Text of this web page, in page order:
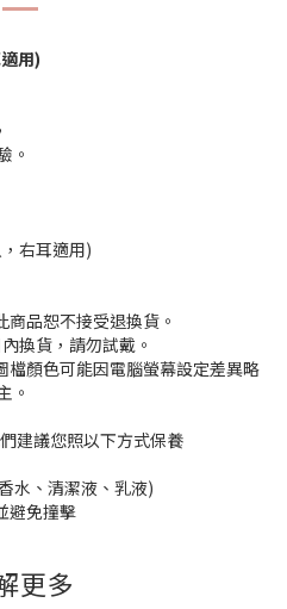
用)
。
右耳適用)
品恕不接受退換貨。
換貨，請勿試戴。
檔顏色可能因電腦螢幕設定差異略
。
建議您照以下方式保養
水、清潔液、乳液)
避免撞擊
更多